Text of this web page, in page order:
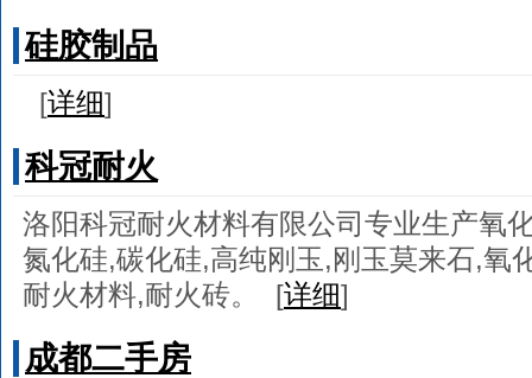
硅胶制品
[详细]
科冠耐火
洛阳科冠耐火材料有限公司专业生产氧
氮化硅,碳化硅,高纯刚玉,刚玉莫来石,氧
耐火材料,耐火砖。
[详细]
成都二手房